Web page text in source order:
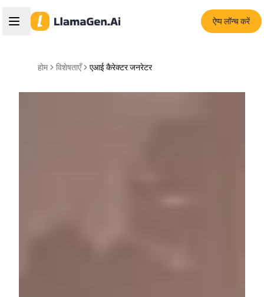
ऐप्प लॉन्च करें
होम विशेषताएँ एआई कैरेक्टर जनरेटर